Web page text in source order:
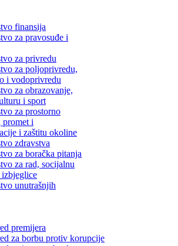
finansija
za pravosuđe i
za privredu
za poljoprivredu,
i vodoprivredu
za obrazovanje,
i sport
za prostorno
promet i
i zaštitu okoline
zdravstva
za boračka pitanja
za rad, socijalnu
unutrašnjih
premijera
za borbu protiv korupcije